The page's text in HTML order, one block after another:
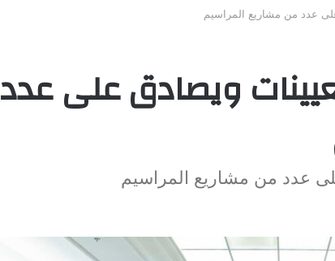
عدد من مشاريع المراسيم
ويصادق على عدد
عدد من مشاريع المراسيم